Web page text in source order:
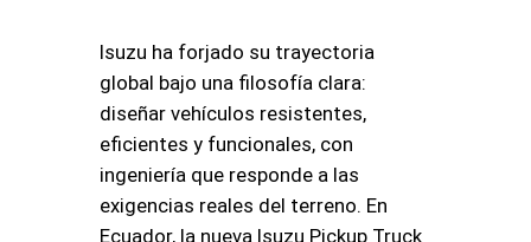
Isuzu ha forjado su trayectoria
global bajo una filosofía clara:
diseñar vehículos resistentes,
eficientes y funcionales, con
ingeniería que responde a las
exigencias reales del terreno. En
Ecuador, la nueva Isuzu Pickup Truck